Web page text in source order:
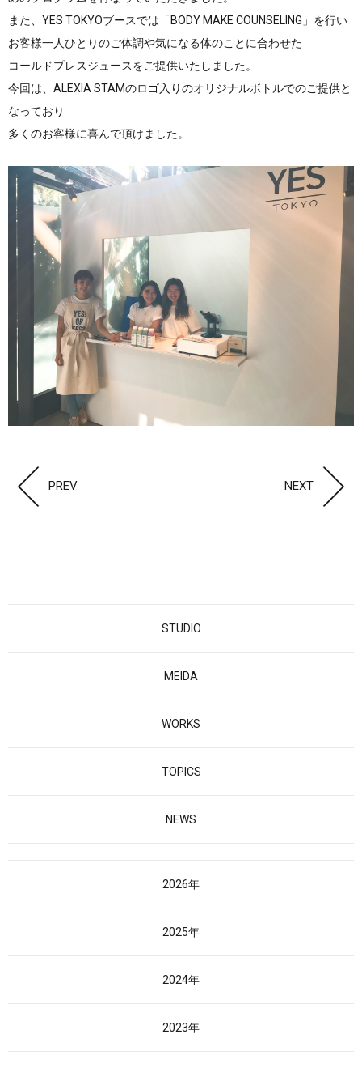
また、YES TOKYOブースでは「BODY MAKE COUNSELING」を行い
お客様一人ひとりのご体調や気になる体のことに合わせた
コールドプレスジュースをご提供いたしました。
今回は、ALEXIA STAMのロゴ入りのオリジナルボトルでのご提供と
なっており
多くのお客様に喜んで頂けました。
PREV NEXT
STUDIO
MEIDA
WORKS
TOPICS
NEWS
2026年
2025年
2024年
2023年